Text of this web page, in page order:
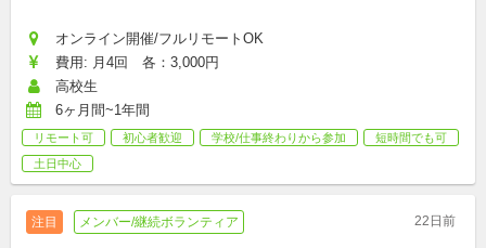
オンライン開催/フルリモートOK
費用: 月4回　各：3,000円
高校生
6ヶ月間~1年間
リモート可 初心者歓迎 学校/仕事終わりから参加
短時間でも可
土日中心
注目 メンバー/継続ボランティア 22日前